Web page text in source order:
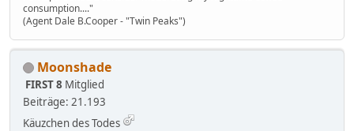
consumption...."
(Agent Dale B.Cooper - "Twin Peaks")
Moonshade
FIRST 8 Mitglied
Beiträge: 21.193
Käuzchen des Todes